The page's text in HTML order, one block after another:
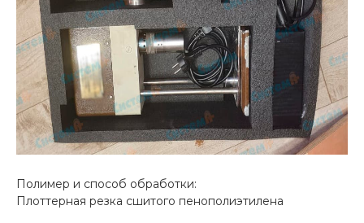
Полимер и способ обработки:
Плоттерная резка сшитого пенополиэтилена